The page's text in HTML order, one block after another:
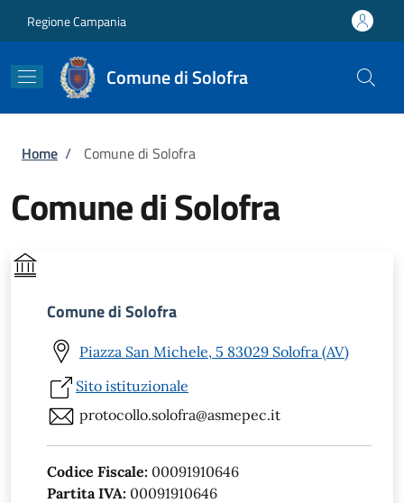
Regione Campania
Comune di Solofra
Briciole di pane
Home / Comune di Solofra
Comune di Solofra
Comune di Solofra
Piazza San Michele, 5 83029 Solofra (AV)
Sito istituzionale
protocollo.solofra@asmepec.it
Codice Fiscale: 00091910646
Partita IVA: 00091910646